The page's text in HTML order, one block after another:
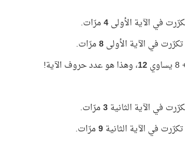
في الآية الأولى4مرّات.
في الآية الأولى8مرّات.
12، وهذا هو عدد حروف الآية!
في الآية الثانية3مرّات.
في الآية الثانية9مرّات.